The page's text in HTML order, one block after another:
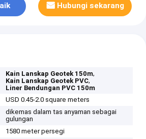
Hubungi sekarang
Kain Lanskap Geotek 150m,
Kain Lanskap Geotek PVC,
Liner Bendungan PVC 150m
USD 0.45-2.0 square meters
dikemas dalam tas anyaman sebagai
gulungan
1580 meter persegi